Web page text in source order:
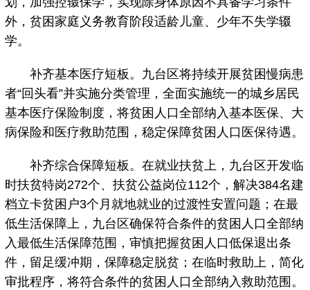
外，贫困家庭义务教育阶段适龄儿童、少年不失学辍
学。
补齐基本医疗短板。九台区将持续开展贫困慢病患
者“回头看”并实施分类管理，全面实施统一的城乡居民
基本医疗保险制度，将贫困人口全部纳入基本医保、大
病保险和医疗救助范围，稳定保障贫困人口医保待遇。
补齐综合保障短板。在就业扶贫上，九台区开发临
时扶贫特岗272个、扶贫公益岗位112个，解决384名建
档立卡贫困户3个月就地就业的过渡性安置问题；在最
低生活保障上，九台区确保符合条件的贫困人口全部纳
入最低生活保障范围，审慎把握贫困人口低保退出条
件，留足缓冲期，保障稳定脱贫；在临时救助上，简化
审批程序，将符合条件的贫困人口全部纳入救助范围。